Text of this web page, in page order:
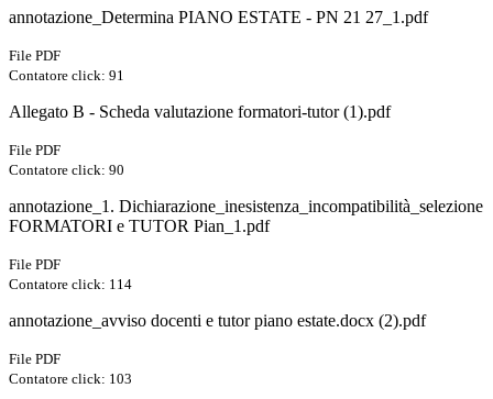
annotazione_Determina PIANO ESTATE - PN 21 27_1.pdf
File PDF
Contatore click: 91
Allegato B - Scheda valutazione formatori-tutor (1).pdf
File PDF
Contatore click: 90
annotazione_1. Dichiarazione_inesistenza_incompatibilità_selezione
FORMATORI e TUTOR Pian_1.pdf
File PDF
Contatore click: 114
annotazione_avviso docenti e tutor piano estate.docx (2).pdf
File PDF
Contatore click: 103